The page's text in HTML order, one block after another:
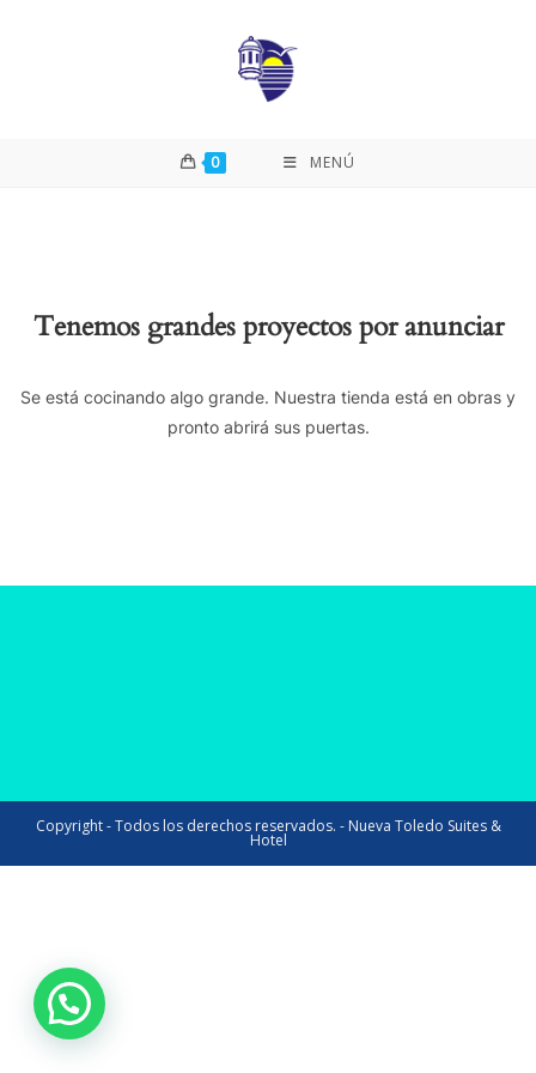
0 MENÚ
Tenemos grandes proyectos por anunciar
Se está cocinando algo grande. Nuestra tienda está en obras y
pronto abrirá sus puertas.
Copyright - Todos los derechos reservados. - Nueva Toledo Suites &
Hotel